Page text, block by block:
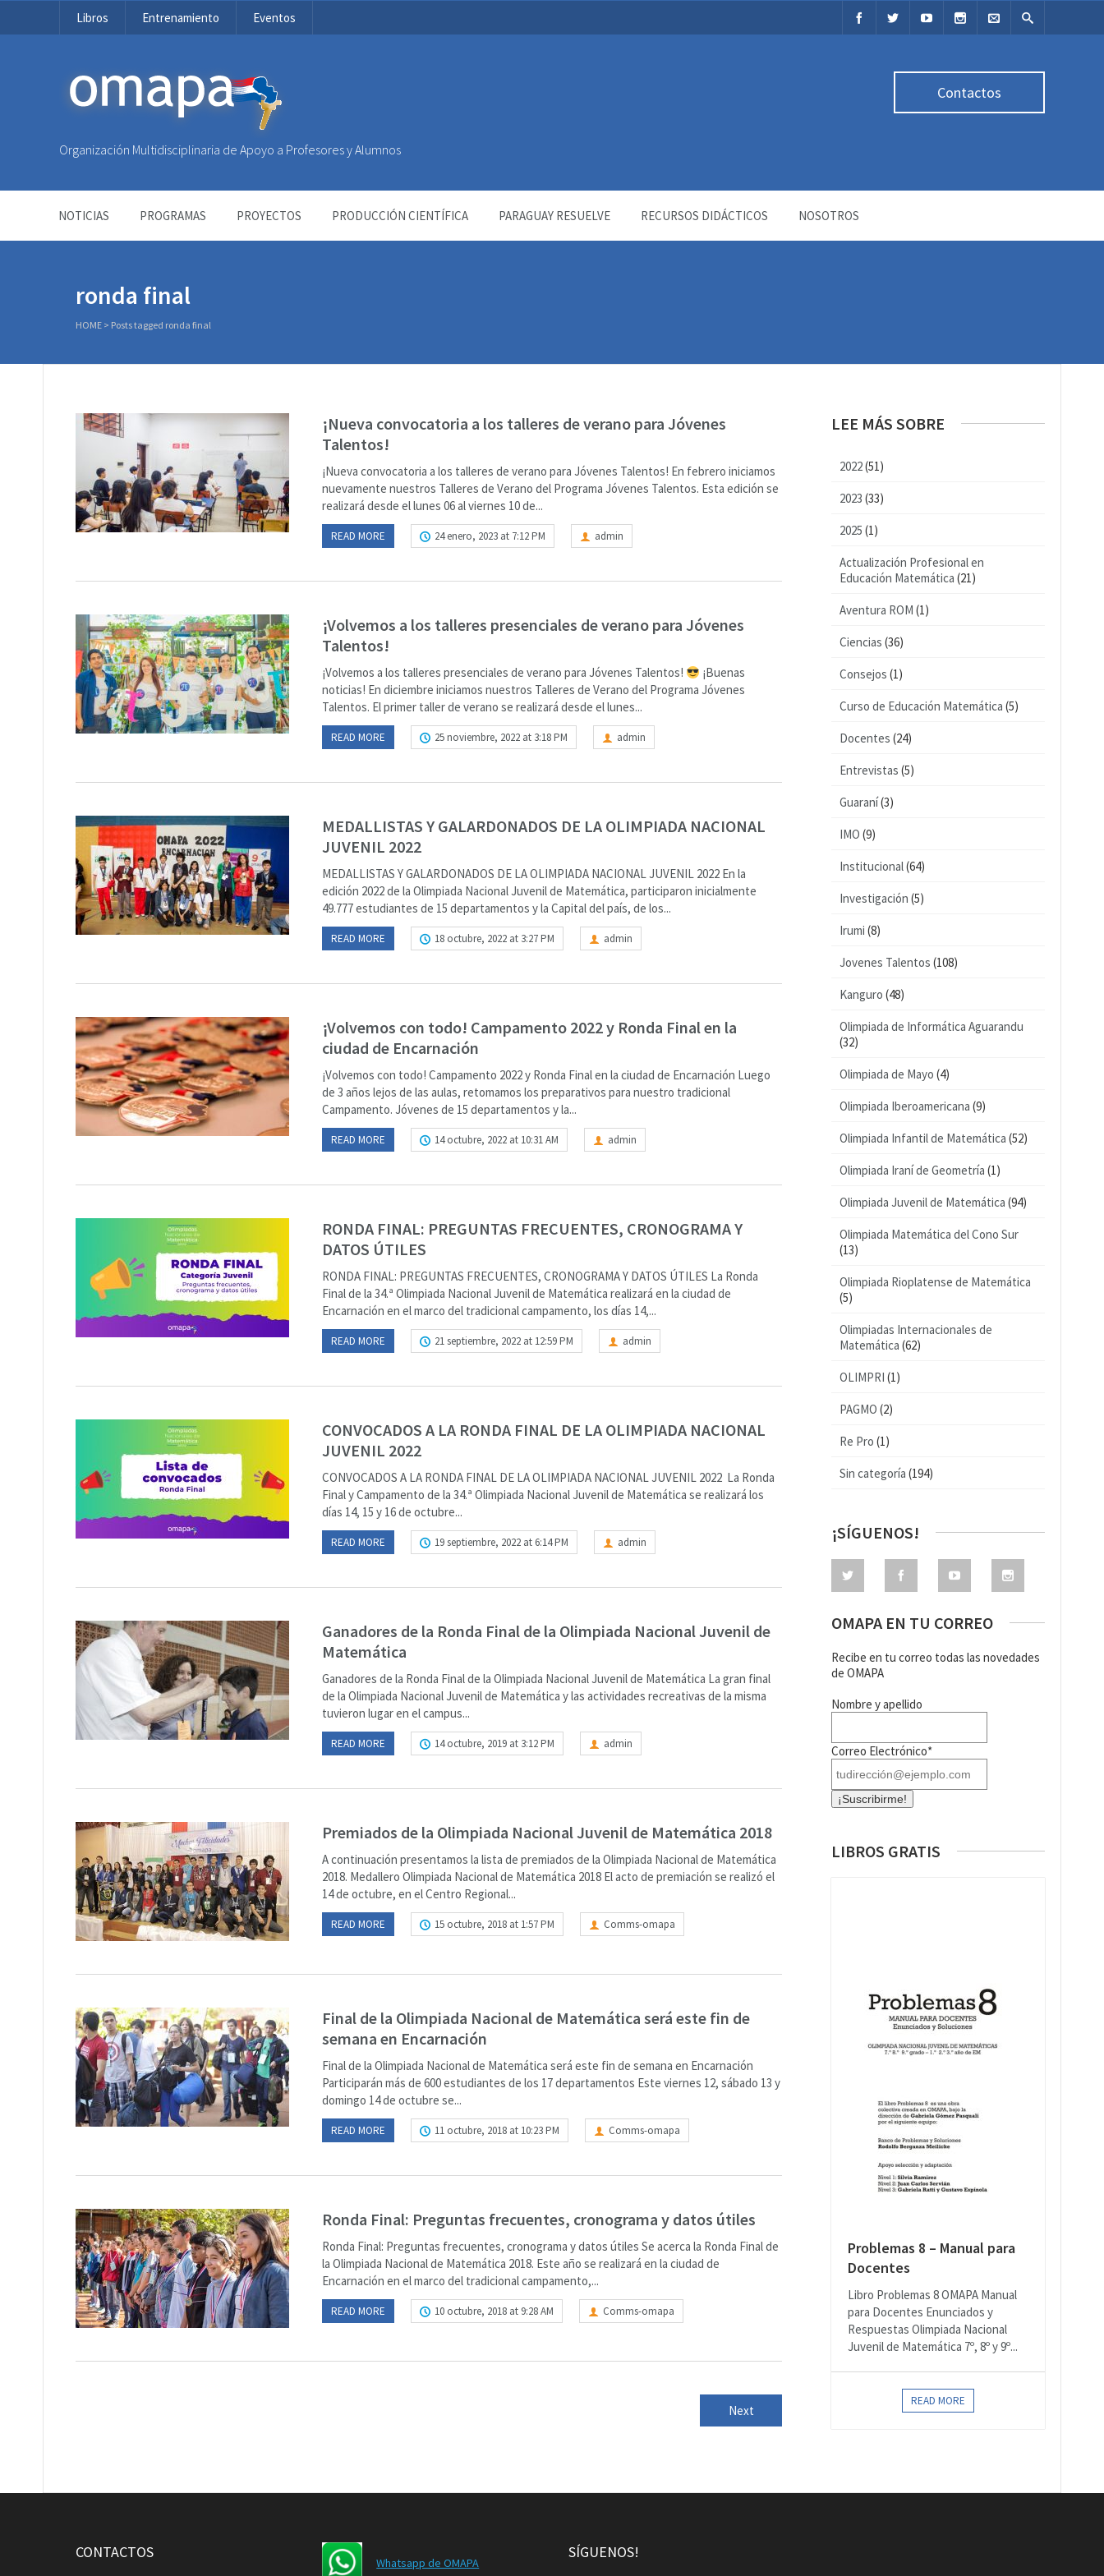
Libros Entrenamiento Eventos
OMAPA
Organización Multidisciplinaria de Apoyo a Profesores y Alumnos
Contactos
NOTICIAS PROGRAMAS PROYECTOS PRODUCCIÓN CIENTÍFICA PARAGUAY RESUELVE RECURSOS DIDÁCTICOS NOSOTROS
ronda final
HOME > Posts tagged ronda final
¡Nueva convocatoria a los talleres de verano para Jóvenes
Talentos!
¡Nueva convocatoria a los talleres de verano para Jóvenes Talentos! En febrero iniciamos
nuevamente nuestros Talleres de Verano del Programa Jóvenes Talentos. Esta edición se
realizará desde el lunes 06 al viernes 10 de...
READ MORE 24 enero, 2023 at 7:12 PM admin
¡Volvemos a los talleres presenciales de verano para Jóvenes
Talentos!
¡Volvemos a los talleres presenciales de verano para Jóvenes Talentos!
¡Buenas
noticias! En diciembre iniciamos nuestros Talleres de Verano del Programa Jóvenes
Talentos. El primer taller de verano se realizará desde el lunes...
READ MORE 25 noviembre, 2022 at 3:18 PM admin
MEDALLISTAS Y GALARDONADOS DE LA OLIMPIADA NACIONAL
JUVENIL 2022
MEDALLISTAS Y GALARDONADOS DE LA OLIMPIADA NACIONAL JUVENIL 2022 En la
edición 2022 de la Olimpiada Nacional Juvenil de Matemática, participaron inicialmente
49.777 estudiantes de 15 departamentos y la Capital del país, de los...
READ MORE 18 octubre, 2022 at 3:27 PM admin
¡Volvemos con todo! Campamento 2022 y Ronda Final en la
ciudad de Encarnación
¡Volvemos con todo! Campamento 2022 y Ronda Final en la ciudad de Encarnación Luego
de 3 años lejos de las aulas, retomamos los preparativos para nuestro tradicional
Campamento. Jóvenes de 15 departamentos y la...
READ MORE 14 octubre, 2022 at 10:31 AM admin
RONDA FINAL: PREGUNTAS FRECUENTES, CRONOGRAMA Y
DATOS ÚTILES
RONDA FINAL: PREGUNTAS FRECUENTES, CRONOGRAMA Y DATOS ÚTILES La Ronda
Final de la 34.ª Olimpiada Nacional Juvenil de Matemática realizará en la ciudad de
Encarnación en el marco del tradicional campamento, los días 14,...
READ MORE 21 septiembre, 2022 at 12:59 PM admin
CONVOCADOS A LA RONDA FINAL DE LA OLIMPIADA NACIONAL
JUVENIL 2022
CONVOCADOS A LA RONDA FINAL DE LA OLIMPIADA NACIONAL JUVENIL 2022 La Ronda
Final y Campamento de la 34.ª Olimpiada Nacional Juvenil de Matemática se realizará los
días 14, 15 y 16 de octubre...
READ MORE 19 septiembre, 2022 at 6:14 PM admin
Ganadores de la Ronda Final de la Olimpiada Nacional Juvenil de
Matemática
Ganadores de la Ronda Final de la Olimpiada Nacional Juvenil de Matemática La gran final
de la Olimpiada Nacional Juvenil de Matemática y las actividades recreativas de la misma
tuvieron lugar en el campus...
READ MORE 14 octubre, 2019 at 3:12 PM admin
Premiados de la Olimpiada Nacional Juvenil de Matemática 2018
A continuación presentamos la lista de premiados de la Olimpiada Nacional de Matemática
2018. Medallero Olimpiada Nacional de Matemática 2018 El acto de premiación se realizó el
14 de octubre, en el Centro Regional...
READ MORE 15 octubre, 2018 at 1:57 PM Comms-omapa
Final de la Olimpiada Nacional de Matemática será este fin de
semana en Encarnación
Final de la Olimpiada Nacional de Matemática será este fin de semana en Encarnación
Participarán más de 600 estudiantes de los 17 departamentos Este viernes 12, sábado 13 y
domingo 14 de octubre se...
READ MORE 11 octubre, 2018 at 10:23 PM Comms-omapa
Ronda Final: Preguntas frecuentes, cronograma y datos útiles
Ronda Final: Preguntas frecuentes, cronograma y datos útiles Se acerca la Ronda Final de
la Olimpiada Nacional de Matemática 2018. Este año se realizará en la ciudad de
Encarnación en el marco del tradicional campamento,...
READ MORE 10 octubre, 2018 at 9:28 AM Comms-omapa
Next
LEE MÁS SOBRE
2022(51)
2023 (33)
2025 (1)
Actualización Profesional en
Educación Matemática (21)
Aventura ROM (1)
Ciencias (36)
Consejos (1)
Curso de Educación Matemática (5)
Docentes (24)
Entrevistas (5)
Guaraní(3)
IMO (9)
Institucional(64)
Investigación (5)
Irumi (8)
Jovenes Talentos (108)
Kanguro (48)
Olimpiada de Informática Aguarandu
(32)
Olimpiada de Mayo (4)
Olimpiada Iberoamericana (9)
Olimpiada Infantil de Matemática (52)
Olimpiada Iraní de Geometría (1)
Olimpiada Juvenil de Matemática (94)
Olimpiada Matemática del Cono Sur
(13)
Olimpiada Rioplatense de Matemática
(5)
Olimpiadas Internacionales de
Matemática (62)
OLIMPRI (1)
PAGMO (2)
Re Pro (1)
Sin categoría (194)
¡SÍGUENOS!
OMAPA EN TU CORREO
Recibe en tu correo todas las novedades
de OMAPA
Nombre y apellido
Correo Electrónico*
LIBROS GRATIS
Problemas 8 – Manual para
Docentes
Libro Problemas 8 OMAPA Manual
para Docentes Enunciados y
Respuestas Olimpiada Nacional
Juvenil de Matemática 7º, 8º y 9º...
READ MORE
CONTACTOS
Whatsapp de OMAPA
SÍGUENOS!